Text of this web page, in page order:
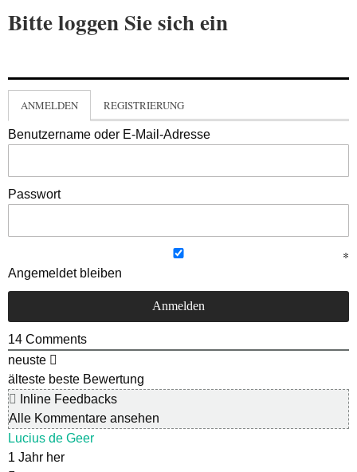
Bitte loggen Sie sich ein
ANMELDEN REGISTRIERUNG
Benutzername oder E-Mail-Adresse
Passwort
Angemeldet bleiben
14 Comments
neuste
älteste beste Bewertung
Inline Feedbacks
Alle Kommentare ansehen
Lucius de Geer
1 Jahr her